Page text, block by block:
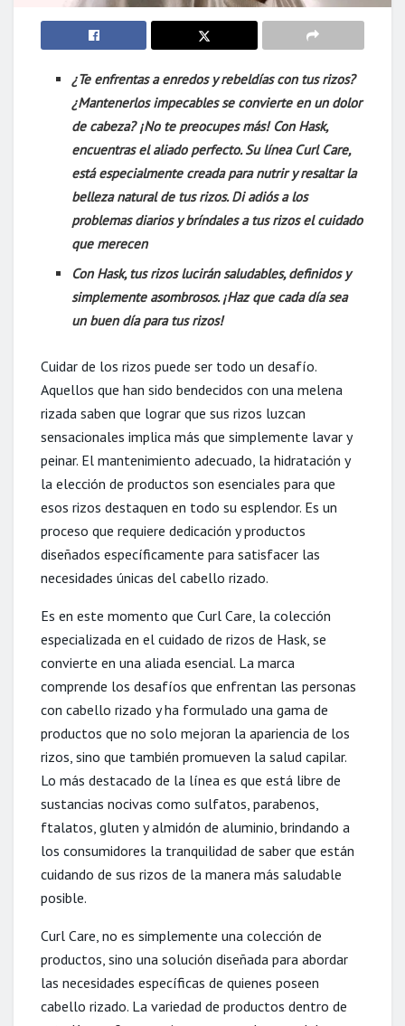
¿Te enfrentas a enredos y rebeldías con tus rizos?
¿Mantenerlos impecables se convierte en un dolor
de cabeza? ¡No te preocupes más! Con Hask,
encuentras el aliado perfecto. Su línea Curl Care,
está especialmente creada para nutrir y resaltar la
belleza natural de tus rizos. Di adiós a los
problemas diarios y bríndales a tus rizos el cuidado
que merecen
Con Hask, tus rizos lucirán saludables, definidos y
simplemente asombrosos. ¡Haz que cada día sea
un buen día para tus rizos!
Cuidar de los rizos puede ser todo un desafío.
Aquellos que han sido bendecidos con una melena
rizada saben que lograr que sus rizos luzcan
sensacionales implica más que simplemente lavar y
peinar. El mantenimiento adecuado, la hidratación y
la elección de productos son esenciales para que
esos rizos destaquen en todo su esplendor. Es un
proceso que requiere dedicación y productos
diseñados específicamente para satisfacer las
necesidades únicas del cabello rizado.
Es en este momento que Curl Care, la colección
especializada en el cuidado de rizos de Hask, se
convierte en una aliada esencial. La marca
comprende los desafíos que enfrentan las personas
con cabello rizado y ha formulado una gama de
productos que no solo mejoran la apariencia de los
rizos, sino que también promueven la salud capilar.
Lo más destacado de la línea es que está libre de
sustancias nocivas como sulfatos, parabenos,
ftalatos, gluten y almidón de aluminio, brindando a
los consumidores la tranquilidad de saber que están
cuidando de sus rizos de la manera más saludable
posible.
Curl Care, no es simplemente una colección de
productos, sino una solución diseñada para abordar
las necesidades específicas de quienes poseen
cabello rizado. La variedad de productos dentro de